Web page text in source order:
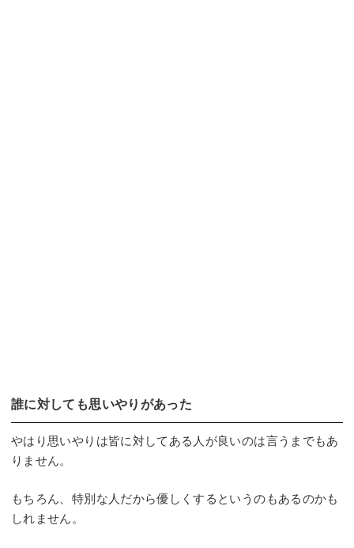
誰に対しても思いやりがあった
やはり思いやりは皆に対してある人が良いのは言うまでもあ
りません。
もちろん、特別な人だから優しくするというのもあるのかも
しれません。